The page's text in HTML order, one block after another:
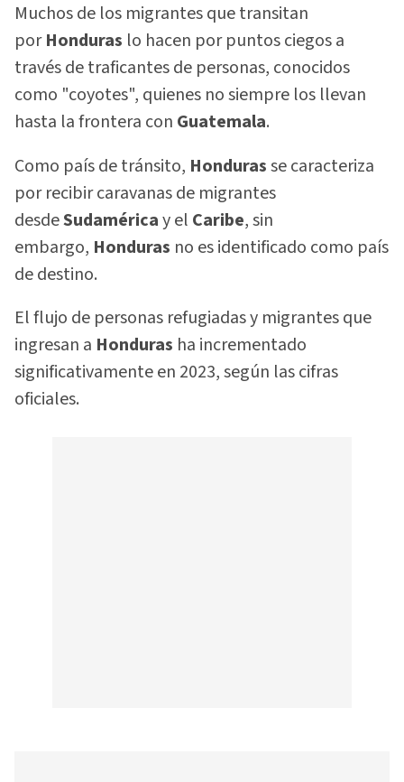
Muchos de los migrantes que transitan
porHonduras lo hacen por puntos ciegos a
través de traficantes de personas, conocidos
como "coyotes", quienes no siempre los llevan
hasta la frontera con Guatemala.
Como país de tránsito, Hondurasse caracteriza
por recibir caravanas de migrantes
desdeSudaméricay el Caribe, sin
embargo, Honduras no es identificado como país
de destino.
El flujo de personas refugiadas y migrantes que
ingresan a Honduras ha incrementado
significativamente en 2023, según las cifras
oficiales.